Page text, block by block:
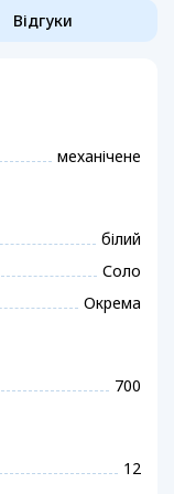
Відгуки
механічене
білий
Соло
Окрема
700
12